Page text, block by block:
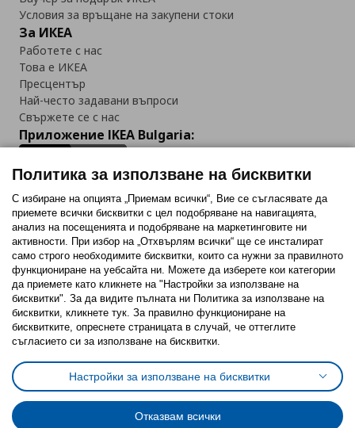
Условия за връщане на закупени стоки
За ИКЕА
Работете с нас
Това е ИКЕА
Пресцентър
Най-често задавани въпроси
Свържете се с нас
Приложение IKEA Bulgaria:
Последвайте ни:
FacebookTwitterYoutubePinterestInstagram
Политика за използване на бисквитки (Cookies)
Избор на настройки за използване на бисквитки
Условия за ползване на ikea.bgОбща политика за личните данни
Политика за защита на личните данни на ikea.bg
Общи условия на програма IKEA Family
Политика за използване на бисквитки
С избиране на опцията „Приемам всички“, Вие се съгласявате да
приемете всички бисквитки с цел подобряване на навигацията,
анализ на посещенията и подобряване на маркетинговите ни
активности. При избор на „Отхвърлям всички“ ще се инсталират
само строго необходимитe бисквитки, които са нужни за правилното
функциониране на уебсайта ни. Можете да изберете кои категории
да приемете като кликнете на "Настройки за използване на
бисквитки". За да видите пълната ни Политика за използване на
бисквитки, кликнете тук. За правилно функциониране на
бисквитките, опреснете страницата в случай, че оттеглите
съгласието си за използване на бисквитки.
Настройки за използване на бисквитки
Отказвам всички